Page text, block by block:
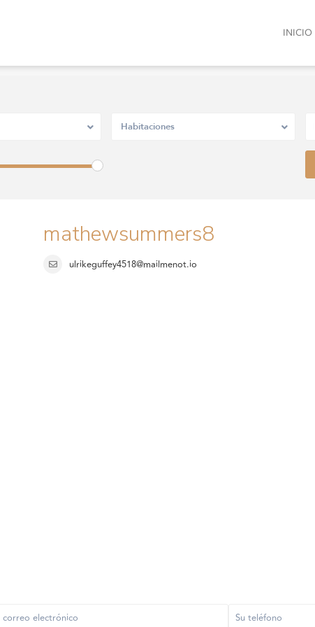
INICIO
Habitaciones
mathewsummers8
ulrikeguffey4518@mailmenot.io